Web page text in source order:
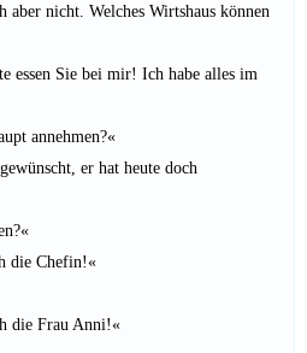
aber nicht. Welches Wirtshaus können
essen Sie bei mir! Ich habe alles im
annehmen?«
er hat heute doch
die Chefin!«
die Frau Anni!«